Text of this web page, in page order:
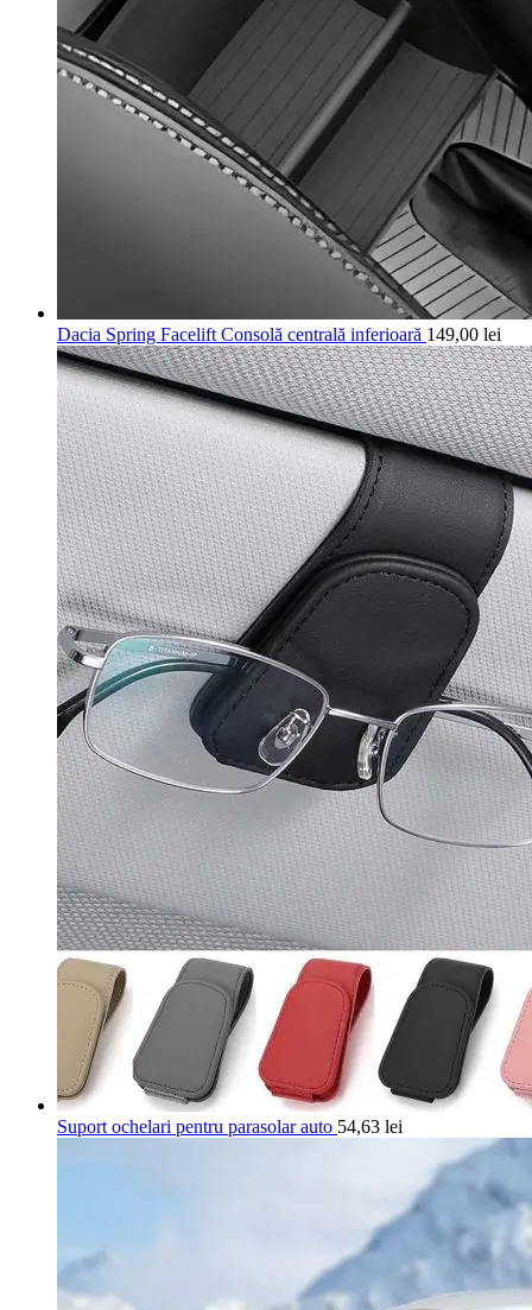
Dacia Spring Facelift Consolă centrală inferioară 149,00 lei
Suport ochelari pentru parasolar auto 54,63 lei